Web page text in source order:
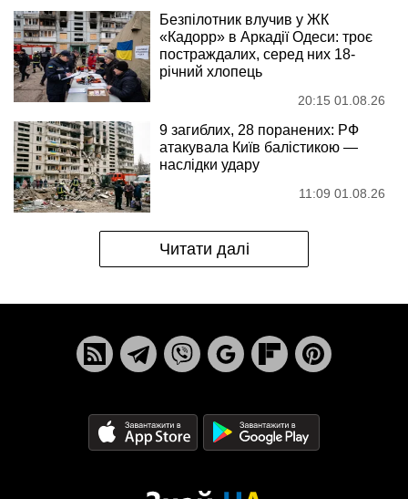
Безпілотник влучив у ЖК
«Кадорр» в Аркадії Одеси: троє
постраждалих, серед них 18-
річний хлопець
20:15 01.08.26
9 загиблих, 28 поранених: РФ
атакувала Київ балістикою —
наслідки удару
11:09 01.08.26
Читати далі